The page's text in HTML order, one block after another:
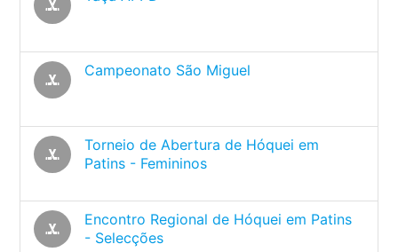
sports_hockey
sports_hockey
Campeonato São Miguel
sports_hockey
Torneio de Abertura de Hóquei em
Patins - Femininos
sports_hockey
Encontro Regional de Hóquei em Patins
- Selecções